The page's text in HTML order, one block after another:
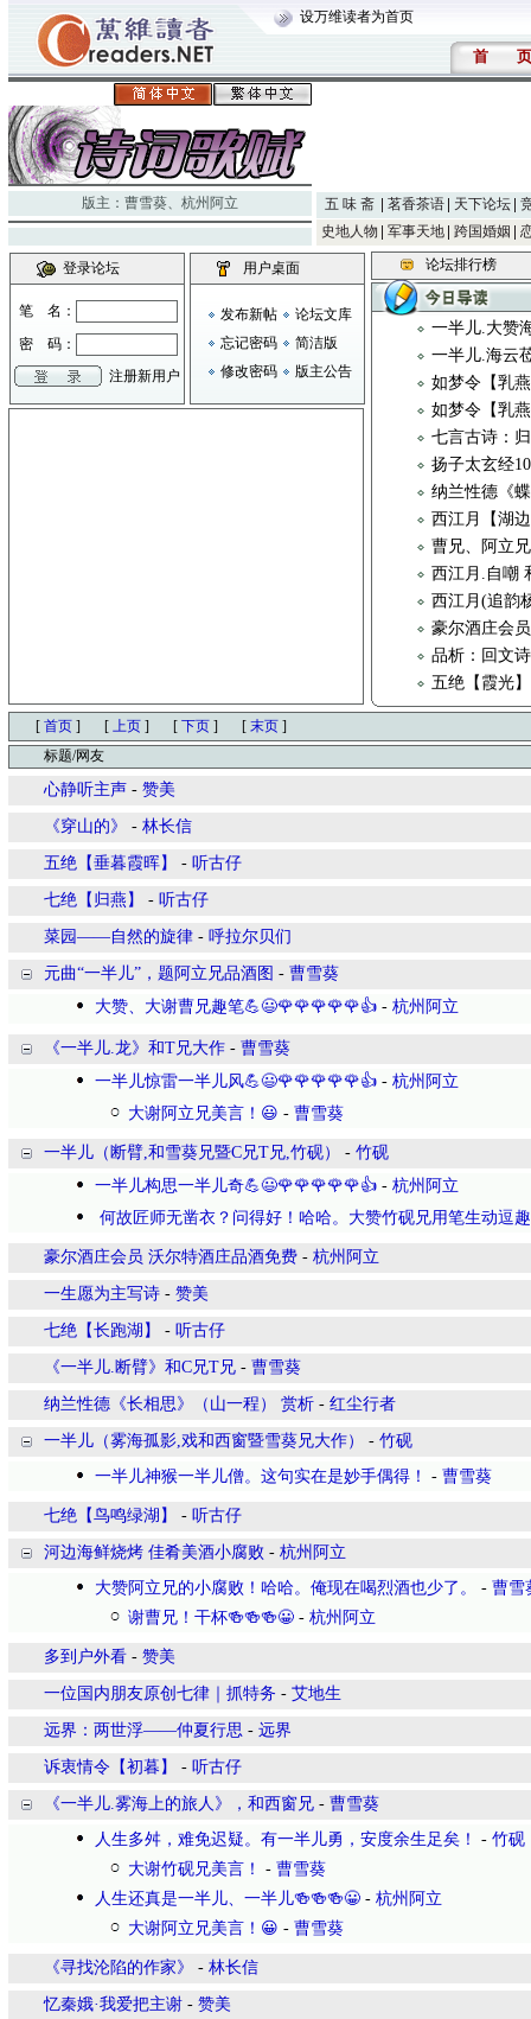
设万维读者为首页
首 页
版主： 曹雪葵、 杭州阿立 五 味 斋 茗香茶语 天下论坛
史地人物
军事天地 跨国婚姻
登录论坛
笔 名：
密 码：
注册新用户
用户桌面
发布新帖
论坛文库
忘记密码
简洁版
修改密码
版主公告
论坛排行榜
一半儿.大赞
一半儿.海云
如梦令【乳
如梦令【乳
七言古诗：
扬子太玄经
纳兰性德《
西江月【湖
曹兄、阿立
西江月.自嘲
西江月(追韵
豪尔酒庄会
品析：回文
五绝【霞光】
[ 首页 ] [ 上页 ] [ 下页 ] [ 末页 ]
标题/网友
心静听主声 - 赞美
​《穿山的》 - 林长信
五绝【垂暮霞晖】 - 听古仔
七绝【归燕】 - 听古仔
菜园——自然的旋律 - 呼拉尔贝们
元曲“一半儿”，题阿立兄品酒图 - 曹雪葵
大赞、大谢曹兄趣笔💪😃🌹🌹🌹🌹🌹👍 - 杭州阿立
《一半儿.龙》和T兄大作 - 曹雪葵
一半儿惊雷一半儿风💪😃🌹🌹🌹🌹🌹👍 - 杭州阿立
大谢阿立兄美言！😃 - 曹雪葵
一半儿（断臂,和雪葵兄暨C兄T兄,竹砚） - 竹砚
一半儿构思一半儿奇💪😃🌹🌹🌹🌹🌹👍 - 杭州阿立
何故匠师无凿衣？问得好！哈哈。大赞竹砚兄用笔生动逗
豪尔酒庄会员 沃尔特酒庄品酒免费 - 杭州阿立
一生愿为主写诗 - 赞美
七绝【长跑湖】 - 听古仔
《一半儿.断臂》和C兄T兄 - 曹雪葵
纳兰性德《长相思》（山一程） 赏析 - 红尘行者
一半儿（雾海孤影,戏和西窗暨雪葵兄大作） - 竹砚
一半儿神猴一半儿僧。这句实在是妙手偶得！
- 曹雪葵
七绝【鸟鸣绿湖】 - 听古仔
河边海鲜烧烤 佳肴美酒小腐败 - 杭州阿立
大赞阿立兄的小腐败！哈哈。俺现在喝烈酒也少了。
- 曹雪
谢曹兄！干杯🍻🍻🍻😀 - 杭州阿立
多到户外看 - 赞美
一位国内朋友原创七律｜抓特务 - 艾地生
远界：两世浮——仲夏行思 - 远界
诉衷情令【初暮】 - 听古仔
《一半儿.雾海上的旅人》，和西窗兄 - 曹雪葵
人生多舛，难免迟疑。有一半儿勇，安度余生足矣！
- 竹砚
大谢竹砚兄美言！
- 曹雪葵
人生还真是一半儿、一半儿🍻🍻🍻😀 - 杭州阿立
大谢阿立兄美言！😀 - 曹雪葵
​《寻找沦陷的作家》 - 林长信
忆秦娥·我爱把主谢 - 赞美